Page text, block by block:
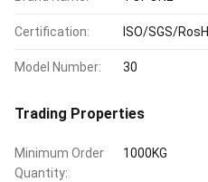
Certification: ISO/SGS/RosH
Model Number: 30
Trading Properties
Minimum Order
Quantity:
1000KG